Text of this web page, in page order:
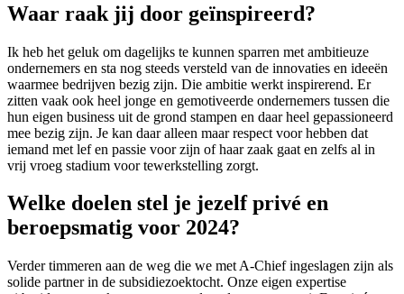
Waar raak jij door geïnspireerd?
Ik heb het geluk om dagelijks te kunnen sparren met ambitieuze
ondernemers en sta nog steeds versteld van de innovaties en ideeën
waarmee bedrijven bezig zijn. Die ambitie werkt inspirerend. Er
zitten vaak ook heel jonge en gemotiveerde ondernemers tussen die
hun eigen business uit de grond stampen en daar heel gepassioneerd
mee bezig zijn. Je kan daar alleen maar respect voor hebben dat
iemand met lef en passie voor zijn of haar zaak gaat en zelfs al in
vrij vroeg stadium voor tewerkstelling zorgt.
Welke doelen stel je jezelf privé en
beroepsmatig voor 2024?
Verder timmeren aan de weg die we met A-Chief ingeslagen zijn als
solide partner in de subsidiezoektocht. Onze eigen expertise